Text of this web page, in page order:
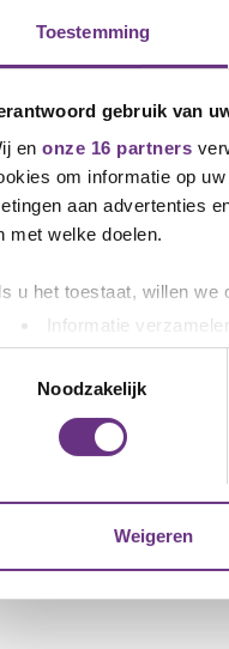
Toestemming
gebruik van
en onze 16 partners
om informatie op
aan advertenties
met welke doelen.
u het toestaat, willen we
Informatie
Uw apparaat
meer over hoe uw
op elk
te
adverteren en
Noodzakelijk
Weigeren
beraden